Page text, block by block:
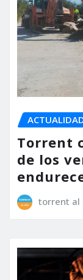
Torrent
de los
torrent al